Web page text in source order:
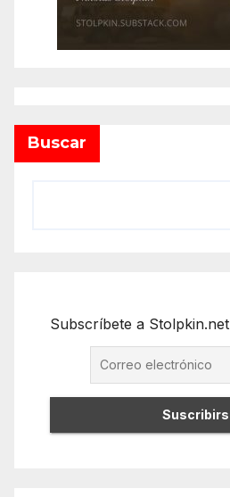
Buscar
Subscríbete a Stolpkin.net